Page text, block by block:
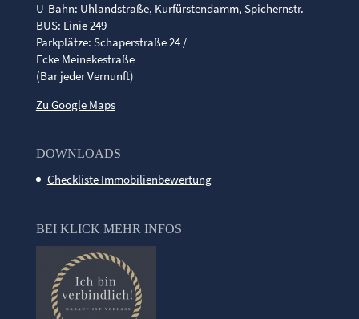
U-Bahn: Uhlandstraße, Kurfürstendamm, Spichernstr.
BUS: Linie 249
Parkplätze: Schaperstraße 24 /
Ecke Meinekestraße
(Bar jeder Vernunft)
Zu Google Maps
DOWNLOADS
Checkliste Immobilienbewertung
BEI KLICK MEHR INFOS